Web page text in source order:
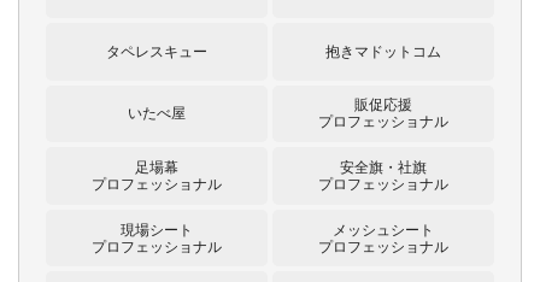
タペレスキュー 抱きマドットコム
いたべ屋
販促応援
プロフェッショナル
足場幕
プロフェッショナル
安全旗・社旗
プロフェッショナル
現場シート
プロフェッショナル
メッシュシート
プロフェッショナル